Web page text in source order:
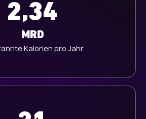
2,34
MRD
Kalorien pro Jahr